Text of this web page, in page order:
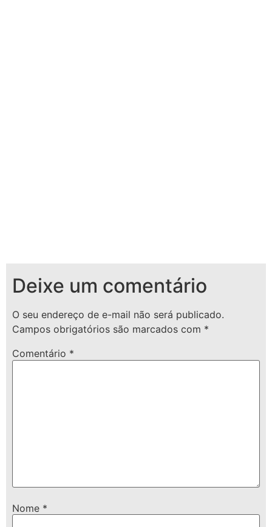
Deixe um comentário
O seu endereço de e-mail não será publicado.
Campos obrigatórios são marcados com *
Comentário *
Nome *